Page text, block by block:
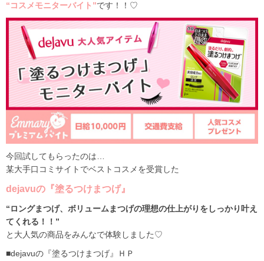
“コスメモニターバイト”です！！♡
今回試してもらったのは…
某大手口コミサイトでベストコスメを受賞した
dejavuの『塗るつけまつげ』
“ロングまつげ、ボリュームまつげの理想の仕上がりをしっかり叶え
てくれる！！”
と大人気の商品をみんなで体験しました♡
■dejavuの『塗るつけまつげ』ＨＰ